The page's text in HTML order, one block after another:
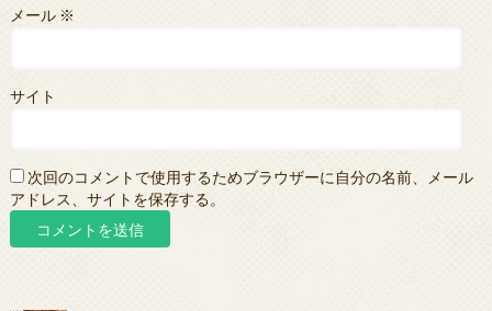
メール ※
サイト
次回のコメントで使用するためブラウザーに自分の名前、メール
アドレス、サイトを保存する。